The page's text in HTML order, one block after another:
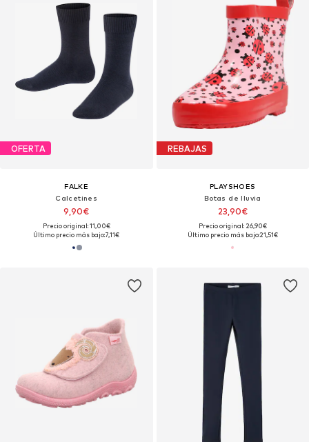
OFERTA
FALKE
Calcetines
9,90€
Precio original: 11,00€
Último precio más bajo:7,11€
REBAJAS
PLAYSHOES
Botas de lluvia
23,90€
Precio original: 26,90€
Último precio más bajo:21,51€